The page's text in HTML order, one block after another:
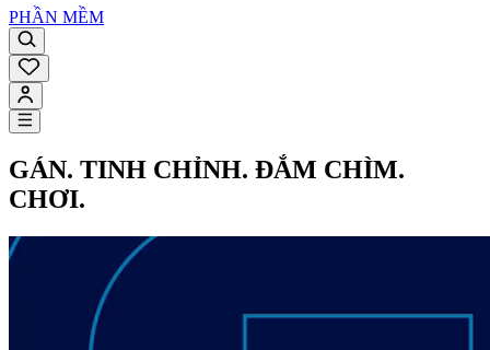
PHẦN MỀM
GÁN. TINH CHỈNH. ĐẮM CHÌM.
CHƠI.